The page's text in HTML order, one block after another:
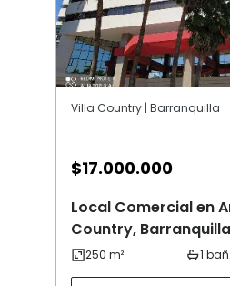
Villa Country | Barranquilla
$17.000.000
Local Comercial en
Country, Barranquilla